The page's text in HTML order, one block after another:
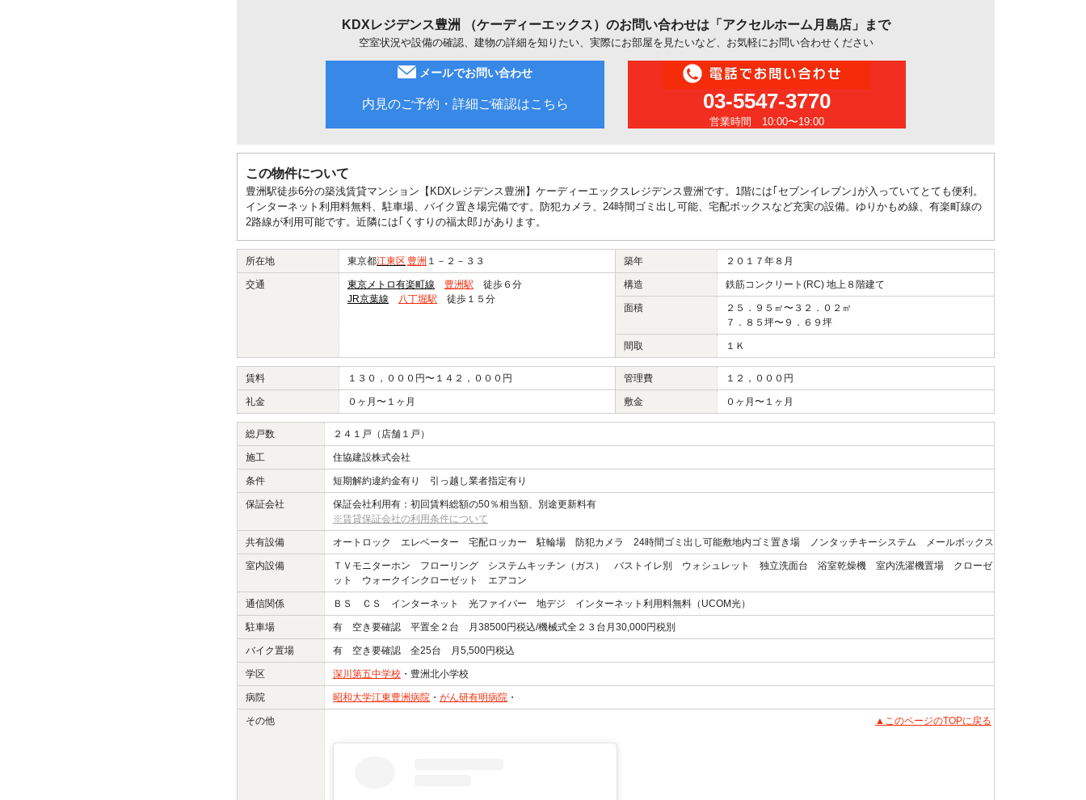
KDXレジデンス豊洲 （ケーディーエックス）のお問い合わせは「アクセルホーム月島店」まで
空室状況や設備の確認、建物の詳細を知りたい、実際にお部屋を見たいなど、お気軽にお問い合わせください
メールでお問い合わせ
内見のご予約・詳細ご確認はこちら 03-5547-3770
営業時間 10:00〜19:00
この物件について
豊洲駅徒歩6分の築浅賃貸マンション【KDXレジデンス豊洲】ケーディーエックスレジデンス豊洲です。1階には｢セブンイレブン｣が入っていてとても便利。
インターネット利用料無料、駐車場、バイク置き場完備です。防犯カメラ、24時間ゴミ出し可能、宅配ボックスなど充実の設備。ゆりかもめ線、有楽町線の
2路線が利用可能です。近隣には｢くすりの福太郎｣があります。
所在地 東京都江東区 豊洲 １－２－３３ 築年 ２０１７年８月
交通 東京メトロ有楽町線 豊洲駅 徒歩６分
JR京葉線
八丁堀駅 徒歩１５分
構造 鉄筋コンクリート(RC) 地上８階建て
面積
２５．９５㎡〜３２．０２㎡
７．８５坪〜９．６９坪
間取 １Ｋ
賃料 １３０，０００円〜１４２，０００円 管理費 １２，０００円
礼金 ０ヶ月〜１ヶ月 敷金 ０ヶ月〜１ヶ月
総戸数 ２４１戸（店舗１戸）
施工 住協建設株式会社
条件 短期解約違約金有り 引っ越し業者指定有り
保証会社
保証会社利用有：初回賃料総額の50％相当額、別途更新料有
※賃貸保証会社の利用条件について
共有設備 オートロック エレベーター 宅配ロッカー 駐輪場 防犯カメラ 24時間ゴミ出し可能敷地内ゴミ置き場 ノンタッチキーシステム メールボックス
室内設備
ＴＶモニターホン フローリング システムキッチン（ガス） バストイレ別 ウォシュレット 独立洗面台 浴室乾燥機 室内洗濯機置場 クローゼ
ット ウォークインクローゼット エアコン
通信関係 ＢＳ ＣＳ インターネット 光ファイバー 地デジ インターネット利用料無料（UCOM光）
駐車場 有 空き要確認 平置全２台 月38500円税込/機械式全２３台月30,000円税別
バイク置場 有 空き要確認 全25台 月5,500円税込
学区 深川第五中学校 ・豊洲北小学校
病院 昭和大学江東豊洲病院 ・ がん研有明病院 ・
その他 ▲このページのTOPに戻る